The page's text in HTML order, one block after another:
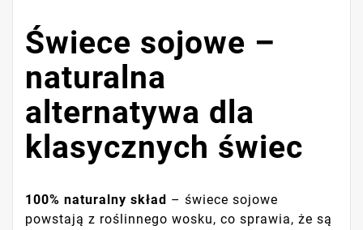
Świece sojowe –
naturalna
alternatywa dla
klasycznych świec
100% naturalny skład – świece sojowe
powstają z roślinnego wosku, co sprawia, że są